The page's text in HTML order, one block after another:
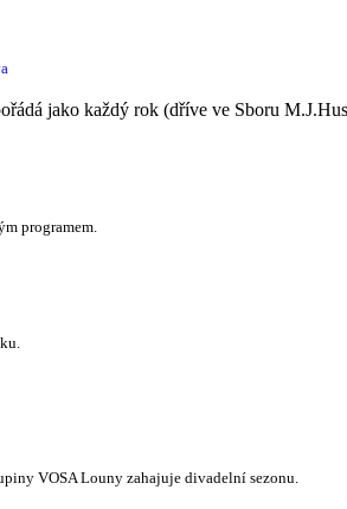
jako každý rok (dříve ve Sboru
programem.
VOSA Louny zahajuje divadelní sezonu.